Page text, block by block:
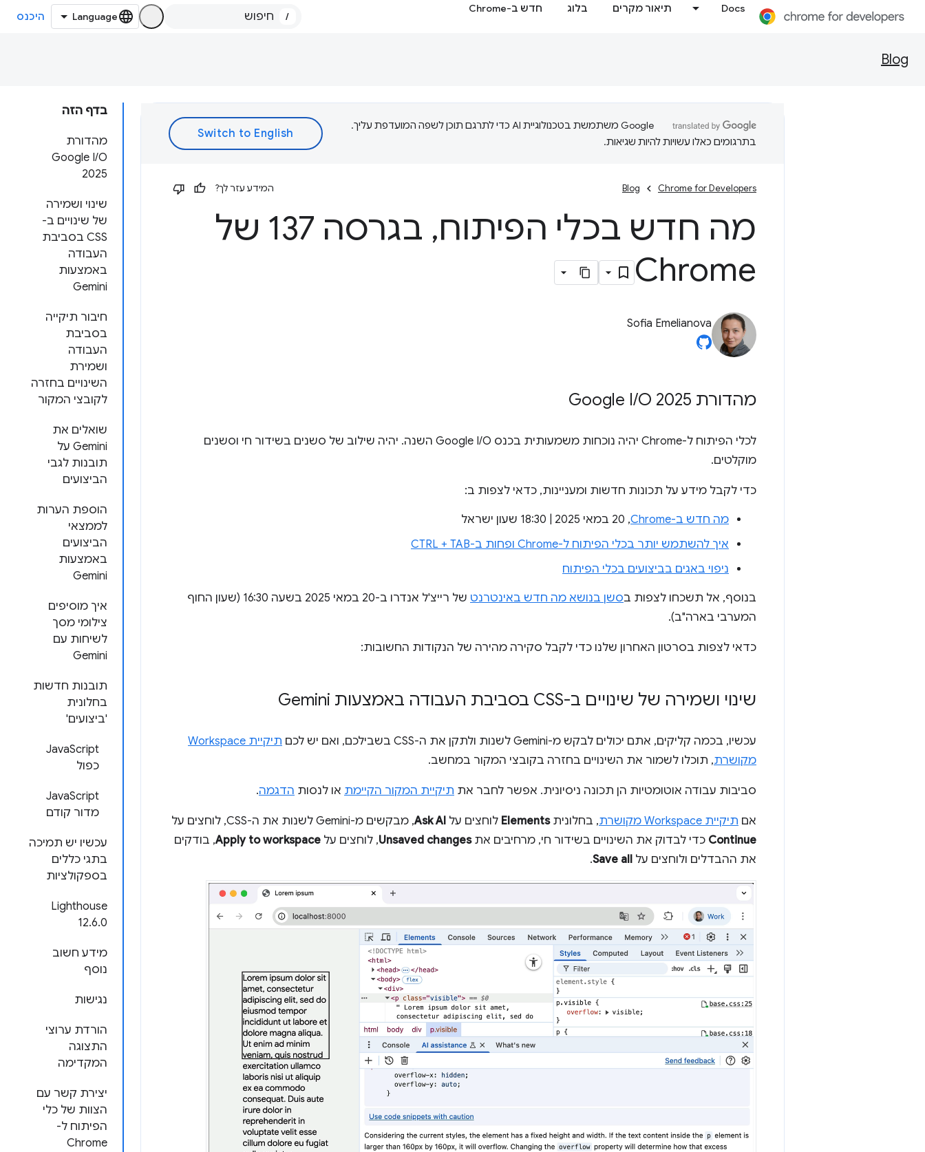
Docs תיאור מקרים בלוג חדש ב-Chrome
/ היכנס
Blog
בדף הזה
מהדורת
Google I/O
2025
שינוי ושמירה
של שינויים ב-
CSS בסביבת
העבודה
באמצעות
Gemini
חיבור תיקייה
בסביבת
העבודה
ושמירת
השינויים בחזרה
לקובצי המקור
שואלים את
Gemini על
תובנות לגבי
הביצועים
הוספת הערות
לממצאי
הביצועים
באמצעות
Gemini
איך מוסיפים
צילומי מסך
לשיחות עם
Gemini
תובנות חדשות
בחלונית
'ביצועים'
‫JavaScript
כפול
JavaScript
מדור קודם
עכשיו יש תמיכה
בתגי כללים
בספקולציות
‫Lighthouse
12.6.0
מידע חשוב
נוסף
נגישות
הורדת ערוצי
התצוגה
המקדימה
יצירת קשר עם
הצוות של כלי
הפיתוח ל-
Chrome
‫Google משתמשת בטכנולוגיית AI כדי לתרגם תוכן לשפה המועדפת עליך.
בתרגומים כאלו עשויות להיות שגיאות.
Chrome for Developers
Blog המידע עזר לך?
מה חדש בכלי הפיתוח,
בגרסה 137 של
Chrome
Sofia Emelianova
מהדורת Google I /O 2025
לכלי הפיתוח ל-Chrome יהיה נוכחות משמעותית בכנס Google I/O השנה. יהיה שילוב של סשנים בשידור חי וסשנים
מוקלטים.
כדי לקבל מידע על תכונות חדשות ומעניינות, כדאי לצפות ב:
מה חדש ב-Chrome
,‏ 20 במאי 2025 | 18:30 שעון ישראל
איך להשתמש יותר בכלי הפיתוח ל-Chrome ופחות ב-CTRL + TAB
ניפוי באגים בביצועים בכלי הפיתוח
בנוסף, אל תשכחו לצפות בסשן בנושא מה חדש באינטרנט
של רייצ'ל אנדרו ב-20 במאי 2025 בשעה 16:30 (שעון החוף
המערבי בארה"ב).
כדאי לצפות בסרטון האחרון שלנו כדי לקבל סקירה מהירה של הנקודות החשובות:
שינוי ושמירה של שינויים ב-CSS בסביבת העבודה באמצעות Gemini
עכשיו, בכמה קליקים, אתם יכולים לבקש מ-Gemini לשנות ולתקן את ה-CSS בשבילכם, ואם יש לכם
תיקיית Workspace
מקושרת, תוכלו לשמור את השינויים בחזרה בקובצי המקור במחשב.
סביבות עבודה אוטומטיות הן תכונה ניסיונית. אפשר לחבר את תיקיית המקור הקיימת או לנסות הדגמה.
אם תיקיית Workspace מקושרת , בחלוניתElements לוחצים על Ask AI, מבקשים מ-Gemini לשנות את ה-CSS, לוחצים על
Continue כדי לבדוק את השינויים בשידור חי, מרחיבים אתUnsaved changes, לוחצים על Apply to workspace, בודקים
את ההבדלים ולוחצים על Save all
.